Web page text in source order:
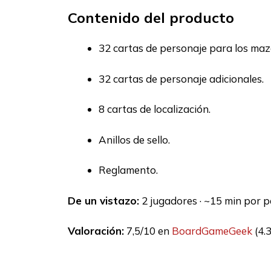
Contenido del producto
32 cartas de personaje para los
32 cartas de personaje adicionales.
8 cartas de localización.
Anillos de sello.
Reglamento.
De un vistazo: 2 jugadores · ~15 min por
Valoración: 7,5/10 en BoardGameGeek